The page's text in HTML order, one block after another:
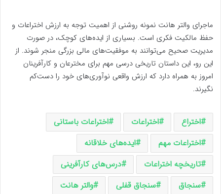
ماجرای والتر هانت نمونه روشنی از اهمیت توجه به ارزش اختراعات و
حفظ مالکیت فکری است. بسیاری از ایده‌های کوچک، در صورت
مدیریت صحیح می‌توانند به موفقیت‌های مالی بزرگی منجر شوند. از
این رو، این داستان تاریخی درسی مهم برای مخترعان و کارآفرینان
امروز به همراه دارد که ارزش واقعی نوآوری‌های خود را دست‌کم
نگیرند.
اختراع اختراعات
اختراعات باستانی
اختراعات مهم
ایده‌های خلاقانه
تاریخچه اختراعات
درس‌های کارآفرینی
سنجاق
سنجاق قفلی والتر هانت